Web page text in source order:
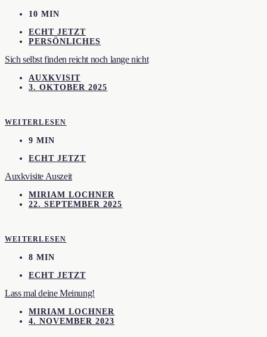
10 MIN
ECHT JETZT
PERSÖNLICHES
Sich selbst finden reicht noch lange nicht
AUXKVISIT
3. OKTOBER 2025
WEITERLESEN
9 MIN
ECHT JETZT
Auxkvisite Auszeit
MIRIAM LOCHNER
22. SEPTEMBER 2025
WEITERLESEN
8 MIN
ECHT JETZT
Lass mal deine Meinung!
MIRIAM LOCHNER
4. NOVEMBER 2023